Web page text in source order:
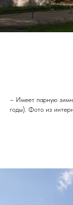
– Имеет парную
годы). Фото из